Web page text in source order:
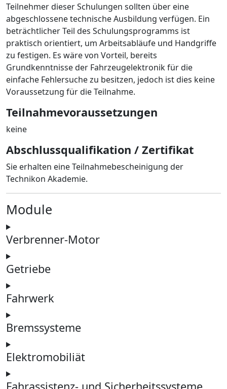
Teilnehmer dieser Schulungen sollten über eine
abgeschlossene technische Ausbildung verfügen. Ein
beträchtlicher Teil des Schulungsprogramms ist
praktisch orientiert, um Arbeitsabläufe und Handgriffe
zu festigen. Es wäre von Vorteil, bereits
Grundkenntnisse der Fahrzeugelektronik für die
einfache Fehlersuche zu besitzen, jedoch ist dies keine
Voraussetzung für die Teilnahme.
Teilnahmevoraussetzungen
keine
Abschlussqualifikation / Zertifikat
Sie erhalten eine Teilnahmebescheinigung der
Technikon Akademie.
Module
Verbrenner-Motor
Getriebe
Fahrwerk
Bremssysteme
Elektromobiliät